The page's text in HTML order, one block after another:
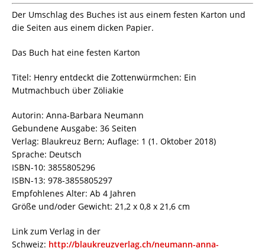
Der Umschlag des Buches ist aus einem festen Karton und
die Seiten aus einem dicken Papier.
Das Buch hat eine festen Karton
Titel: Henry entdeckt die Zottenwürmchen: Ein
Mutmachbuch über Zöliakie
Autorin: Anna-Barbara Neumann
Gebundene Ausgabe: 36 Seiten
Verlag: Blaukreuz Bern; Auflage: 1 (1. Oktober 2018)
Sprache: Deutsch
ISBN-10: 3855805296
ISBN-13: 978-3855805297
Empfohlenes Alter: Ab 4 Jahren
Größe und/oder Gewicht: 21,2 x 0,8 x 21,6 cm
Link zum Verlag in der
Schweiz: http://blaukreuzverlag.ch/neumann-anna-